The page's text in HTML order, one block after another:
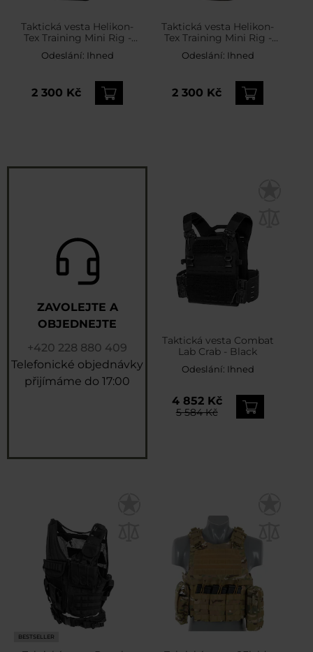
Taktická vesta Helikon-
Tex Training Mini Rig -
Black
Odeslání: Ihned
2 300 Kč
Taktická vesta Helikon-
Tex Training Mini Rig -
RAL 7013
Odeslání: Ihned
2 300 Kč
ZAVOLEJTE A
OBJEDNEJTE
+420 228 880 409
Telefonické objednávky
přijímáme do 17:00
Taktická vesta Combat
Lab Crab - Black
Odeslání: Ihned
4 852 Kč
5 584 Kč
BESTSELLER